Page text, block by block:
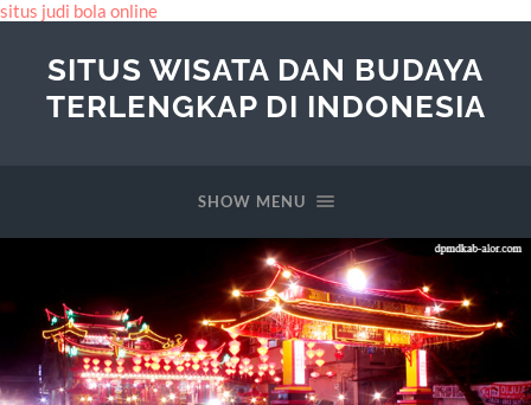
situs judi bola online
SITUS WISATA DAN BUDAYA
TERLENGKAP DI INDONESIA
SHOW MENU